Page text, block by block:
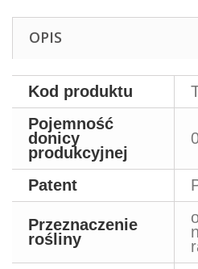
OPIS
Kod produktu
Pojemność
donicy
produkcyjnej
Patent
Przeznaczenie
rośliny